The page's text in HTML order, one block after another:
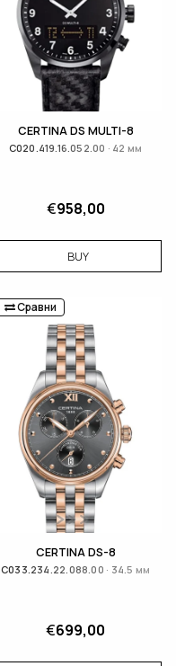
CERTINA DS MULTI-8
C020.419.16.052.00 · 42 мм
€958,00
BUY
Сравни
CERTINA DS-8
C033.234.22.088.00 · 34.5 мм
€699,00